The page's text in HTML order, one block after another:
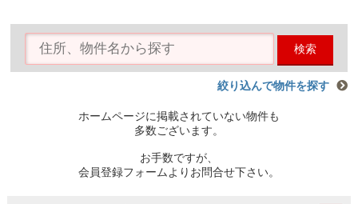
検索
絞り込んで物件を探す
ホームページに掲載されていない物件も
多数ございます。
お手数ですが、
会員登録フォームよりお問合せ下さい。